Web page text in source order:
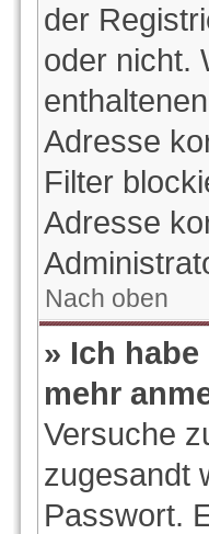
der
oder nicht.
Adresse
Filter
Adresse
Nach oben
» Ich
mehr
Versuche
zugesandt
Passwort.